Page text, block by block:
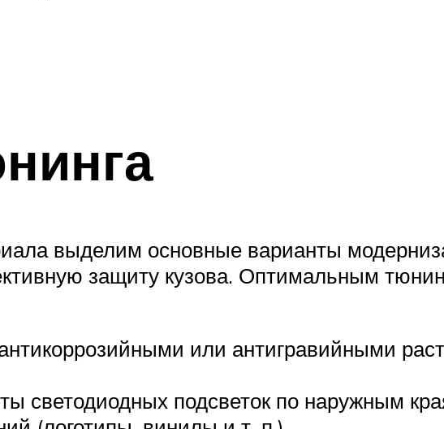
выделим основные варианты
защиту кузова. Оптимальным
или антигравийными
светодиодных подсветок по наружным